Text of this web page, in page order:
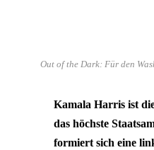
Out of the Dark: Für den
Kamala Harris ist
das höchste
formiert sich eine